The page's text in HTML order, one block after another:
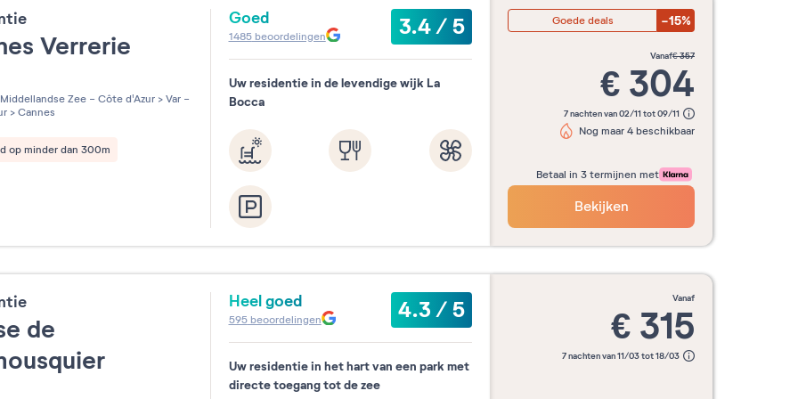
Verrerie
sur 5
Middellandse Zee - Côte d'Azur > Var -
> Cannes
op minder dan 300m
Goed 3.4/5
1485beoordelingen
Uw residentie in de levendige wijk La
Bocca
Goede deals -15%
vanaf€357
€ 304
7 nachten van 02/11 tot 09/11
Nog maar 4 beschikbaar
Betaal in 3 termijnen met
Bekijken
de
Heel goed 4.3/5
595beoordelingen
Uw residentie in het hart van een park met
directe toegang tot de zee
vanaf
€ 315
7 nachten van 11/03 tot 18/03